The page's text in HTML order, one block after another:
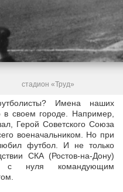
стадион «Труд»
Имена наших
в своем городе. Например,
Герой Советского Союза
военачальником. Но при
футбол. И не только
СКА (Ростов-на-Дону)
с нуля командующим